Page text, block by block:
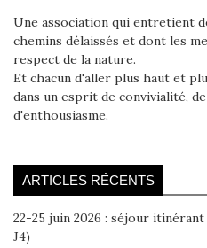
Une association qui entretient
chemins délaissés et dont les
respect de la nature.
Et chacun d'aller plus haut et
dans un esprit de convivialité,
d'enthousiasme.
ARTICLES RÉCENTS
22-25 juin 2026 : séjour itinérant
J4)